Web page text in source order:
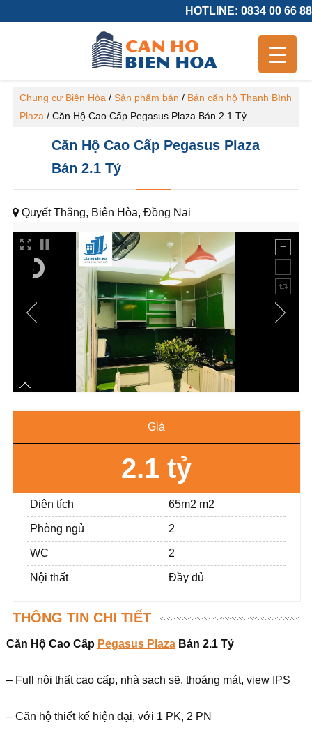
HOTLINE: 0834 00 66 88
Chung cư Biên Hòa / Sản phẩm bán / Bán căn hộ Thanh Bình
Plaza / Căn Hộ Cao Cấp Pegasus Plaza Bán 2.1 Tỷ
Căn Hộ Cao Cấp Pegasus Plaza
Bán 2.1 Tỷ
Quyết Thắng, Biên Hòa, Đồng Nai
Giá
2.1 tỷ
Diện tích 65m2 m2
Phòng ngủ 2
WC 2
Nội thất Đầy đủ
THÔNG TIN CHI TIẾT
Căn Hộ Cao Cấp PegasusPlazaBán 2.1 Tỷ
– Full nội thất cao cấp, nhà sạch sẽ, thoáng mát, view IPS
– Căn hộ thiết kế hiện đại, với 1 PK, 2 PN